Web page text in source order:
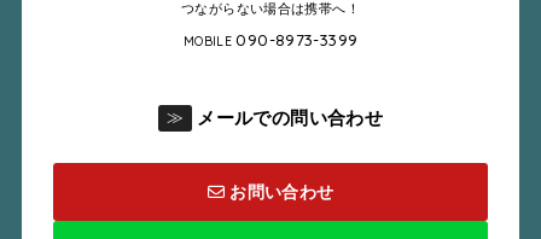
つながらない場合は携帯へ！
MOBILE090-8973-3399
≫ メールでの問い合わせ
お問い合わせ